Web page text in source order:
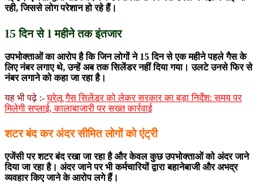
रही, जिससे लोग परेशान हो रहे हैं।
15 दिन से 1 महीने तक इंतजार
उपभोक्ताओं का आरोप है कि जिन लोगों ने 15 दिन से एक महीने पहले गैस के
लिए नंबर लगाए थे, उन्हें अब तक सिलेंडर नहीं दिया गया। उलटे उनसे फिर से
नंबर लगाने को कहा जा रहा है।
यह भी पढ़े :-घरेलू गैस सिलेंडर को लेकर सरकार का बड़ा निर्देश: समय पर
मिलेगी सप्लाई, कालाबाजारी पर सख्त कार्रवाई
शटर बंद कर अंदर सीमित लोगों को एंट्री
एजेंसी पर शटर बंद रखा जा रहा है और केवल कुछ उपभोक्ताओं को अंदर जाने
दिया जा रहा है। अंदर जाने पर भी कर्मचारियों द्वारा बहानेबाजी और अभद्र
व्यवहार किए जाने के आरोप लगे हैं।